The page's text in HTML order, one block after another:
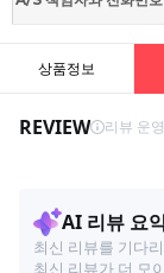
상품정보